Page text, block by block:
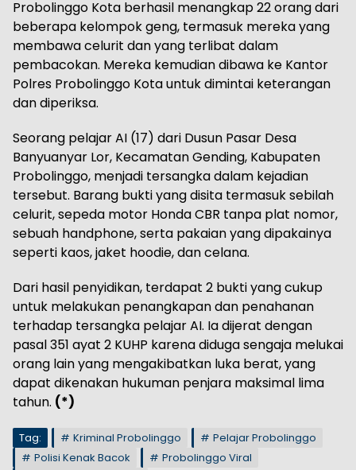
Probolinggo Kota berhasil menangkap 22 orang dari
beberapa kelompok geng, termasuk mereka yang
membawa celurit dan yang terlibat dalam
pembacokan. Mereka kemudian dibawa ke Kantor
Polres Probolinggo Kota untuk dimintai keterangan
dan diperiksa.
Seorang pelajar AI (17) dari Dusun Pasar Desa
Banyuanyar Lor, Kecamatan Gending, Kabupaten
Probolinggo, menjadi tersangka dalam kejadian
tersebut. Barang bukti yang disita termasuk sebilah
celurit, sepeda motor Honda CBR tanpa plat nomor,
sebuah handphone, serta pakaian yang dipakainya
seperti kaos, jaket hoodie, dan celana.
Dari hasil penyidikan, terdapat 2 bukti yang cukup
untuk melakukan penangkapan dan penahanan
terhadap tersangka pelajar AI. Ia dijerat dengan
pasal 351 ayat 2 KUHP karena diduga sengaja melukai
orang lain yang mengakibatkan luka berat, yang
dapat dikenakan hukuman penjara maksimal lima
tahun. (*)
Tag: Kriminal Probolinggo
Pelajar Probolinggo
Polisi Kenak Bacok
Probolinggo Viral